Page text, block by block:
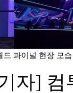
드 파이널 현장 모
자]